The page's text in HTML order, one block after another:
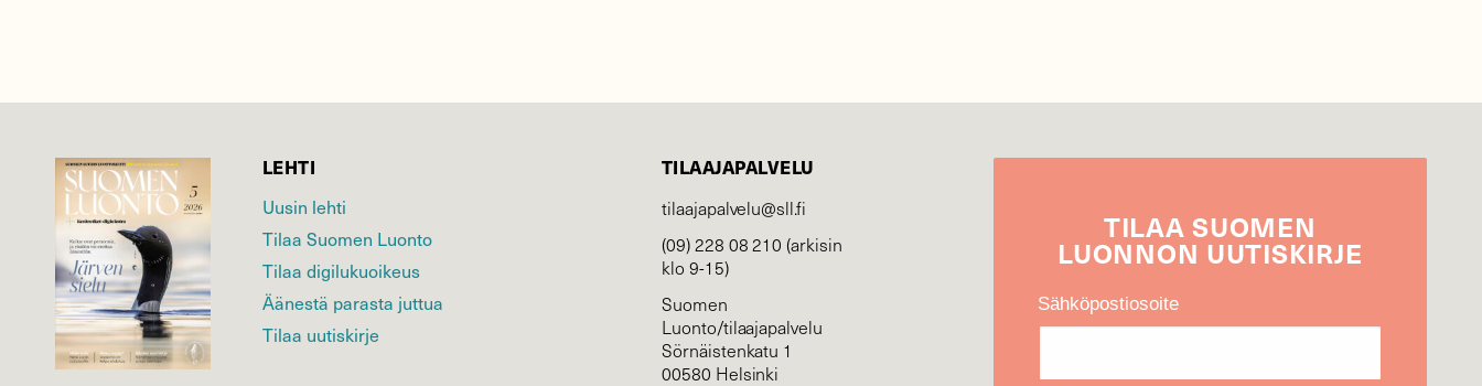
LEHTI
Uusin lehti
Tilaa Suomen Luonto
Tilaa digilukuoikeus
Äänestä parasta juttua
Tilaa uutiskirje
TILAAJAPALVELU
tilaajapalvelu@sll.fi
(09) 228 08 210 (arkisin
klo 9-15)
Suomen
Luonto/tilaajapalvelu
Sörnäistenkatu 1
00580 Helsinki
TILAASUOMEN
LUONNON UUTIS­KIRJE
Sähköpostiosoite